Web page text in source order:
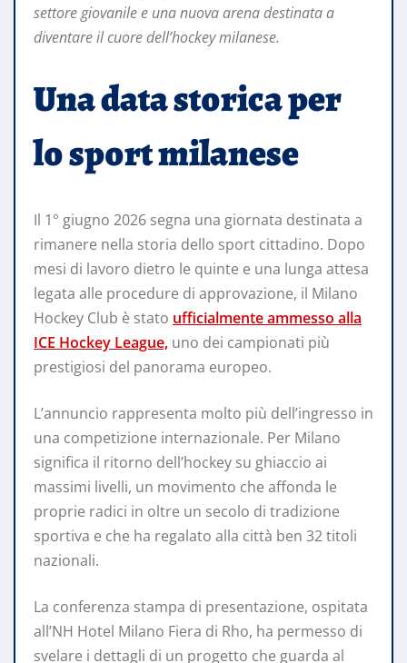
settore giovanile e una nuova arena destinata a
diventare il cuore dell’hockey milanese.
Una data storica per
lo sport milanese
Il 1° giugno 2026 segna una giornata destinata a
rimanere nella storia dello sport cittadino. Dopo
mesi di lavoro dietro le quinte e una lunga attesa
legata alle procedure di approvazione, il Milano
Hockey Club è stato ufficialmente ammesso alla
ICE Hockey League, uno dei campionati più
prestigiosi del panorama europeo.
L’annuncio rappresenta molto più dell’ingresso in
una competizione internazionale. Per Milano
significa il ritorno dell’hockey su ghiaccio ai
massimi livelli, un movimento che affonda le
proprie radici in oltre un secolo di tradizione
sportiva e che ha regalato alla città ben 32 titoli
nazionali.
La conferenza stampa di presentazione, ospitata
all’NH Hotel Milano Fiera di Rho, ha permesso di
svelare i dettagli di un progetto che guarda al